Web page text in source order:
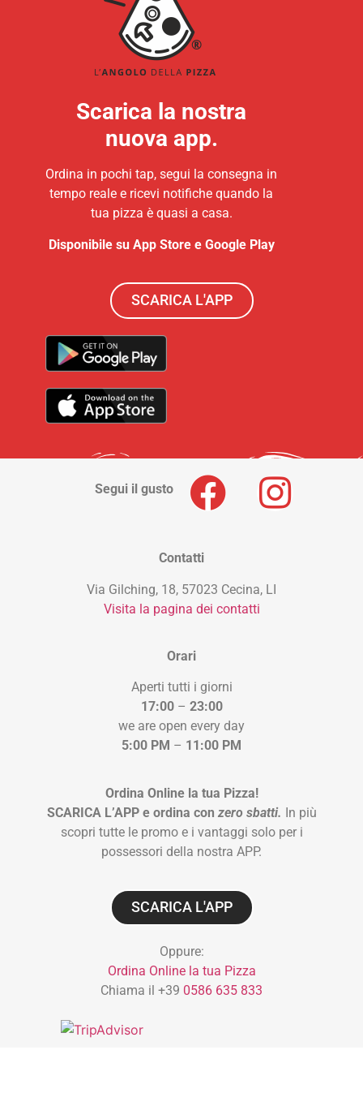
Scarica la nostra
nuova app.
Ordina in pochi tap, segui la consegna in
tempo reale e ricevi notifiche quando la
tua pizza è quasi a casa.
Disponibile su App Store e Google Play
SCARICA L'APP
Segui il gusto
Contatti
Via Gilching, 18, 57023 Cecina, LI
Visita la pagina dei contatti
Orari
Aperti tutti i giorni
17:00– 23:00
we are open every day
5:00 PM – 11:00 PM
Ordina Online la tua Pizza!
SCARICA L’APP e ordina con zero sbatti. In più
scopri tutte le promo e i vantaggi solo per i
possessori della nostra APP.
SCARICA L'APP
Oppure:
Ordina Online la tua Pizza
Chiama il +39 0586 635 833